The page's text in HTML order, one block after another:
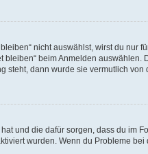
nicht auswählst, wirst du
beim Anmelden
steht, dann wurde sie vermutlich
und die dafür sorgen, dass du
wurden. Wenn du Probleme